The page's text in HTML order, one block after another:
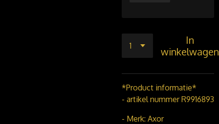
In
winkelwagen
*Product informatie*
- artikel nummer R9916893
- Merk: Axor